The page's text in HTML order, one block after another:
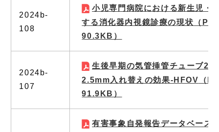
2024b-
108
小児専門病院における新生児・
する消化器内視鏡診療の現状 （
90.3KB）
2024b-
107
生後早期の気管挿管チューブ
2.5mm入れ替えの効果-HFOV （
91.9KB）
有害事象自発報告データベース